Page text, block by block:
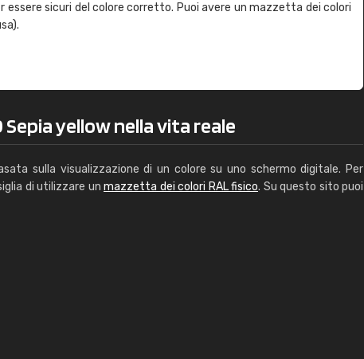
essere sicuri del colore corretto. Puoi avere un mazzetta dei colori
Sepia yellow nella vita reale
sulla visualizzazione di un colore su uno schermo digitale. Per
di utilizzare un mazzetta dei colori RAL fisico. Su questo sito puoi
Caterina Maifredi